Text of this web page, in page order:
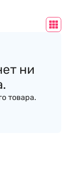
ни
товара.